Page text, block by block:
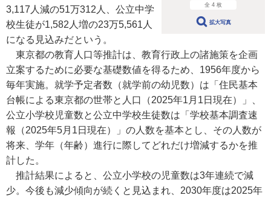
全 4 枚
拡大写真
3,117人減の51万312人、公立中学
校生徒が1,582人増の23万5,561人
になる見込みだという。
東京都の教育人口等推計は、教育行政上の諸施策を企画
立案するために必要な基礎数値を得るため、1956年度から
毎年実施。就学予定者数（就学前の幼児数）は「住民基本
台帳による東京都の世帯と人口（2025年1月1日現在）」、
公立小学校児童数と公立中学校生徒数は「学校基本調査速
報（2025年5月1日現在）」の人数を基本とし、その人数が
将来、学年（年齢）進行に際してどれだけ増減するかを推
計した。
推計結果によると、公立小学校の児童数は3年連続で減
少。今後も減少傾向が続くと見込まれ、2030年度は2025年